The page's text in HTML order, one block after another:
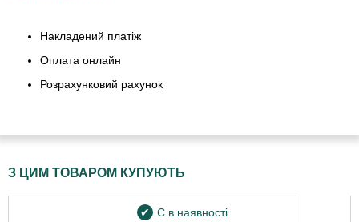
Накладений платіж
Оплата онлайн
Розрахунковий рахунок
З ЦИМ ТОВАРОМ КУПУЮТЬ
Є в наявності